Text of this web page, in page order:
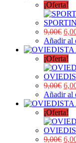
¡Oferta!
9,00€
Añadir al
¡Oferta!
9,00€
Añadir al
¡Oferta!
9,00€